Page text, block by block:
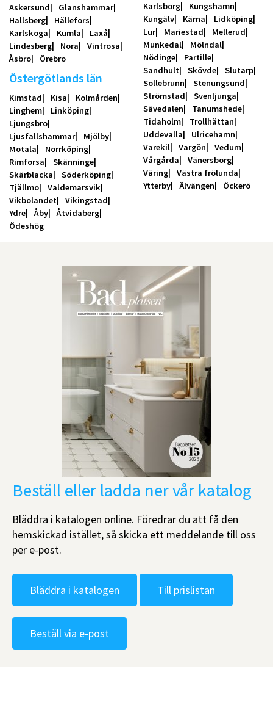
Askersund
Glanshammar
Hallsberg
Hällefors
Karlskoga
Kumla
Laxå
Lindesberg
Nora
Vintrosa
Åsbro
Örebro
Östergötlands län
Kimstad Kisa
Kolmården
Linghem
Linköping
Ljungsbro
Ljusfallshammar
Mjölby
Motala
Norrköping
Rimforsa
Skänninge
Skärblacka
Söderköping
Tjällmo
Valdemarsvik
Vikbolandet
Vikingstad
Ydre
Åby
Åtvidaberg
Ödeshög
Karlsborg
Kungshamn
Kungälv
Kärna
Lidköping
Lur
Mariestad
Mellerud
Munkedal
Mölndal
Nödinge
Partille
Sandhult
Skövde
Slutarp
Sollebrunn
Stenungsund
Strömstad
Svenljunga
Sävedalen
Tanumshede
Tidaholm
Trollhättan
Uddevalla
Ulricehamn
Varekil
Vargön
Vedum
Vårgårda
Vänersborg
Väring
Västra frölunda
Ytterby
Älvängen Öckerö
Beställ eller ladda ner vår katalog
Bläddra i katalogen online. Föredrar du att få den
hemskickad istället, så skicka ett meddelande till oss
per e-post.
Bläddra i katalogen Till prislistan
Beställ via e-post